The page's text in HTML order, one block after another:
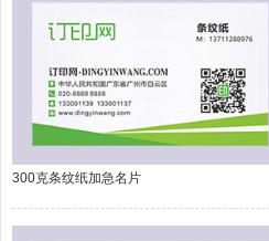
300克条纹纸加急名片